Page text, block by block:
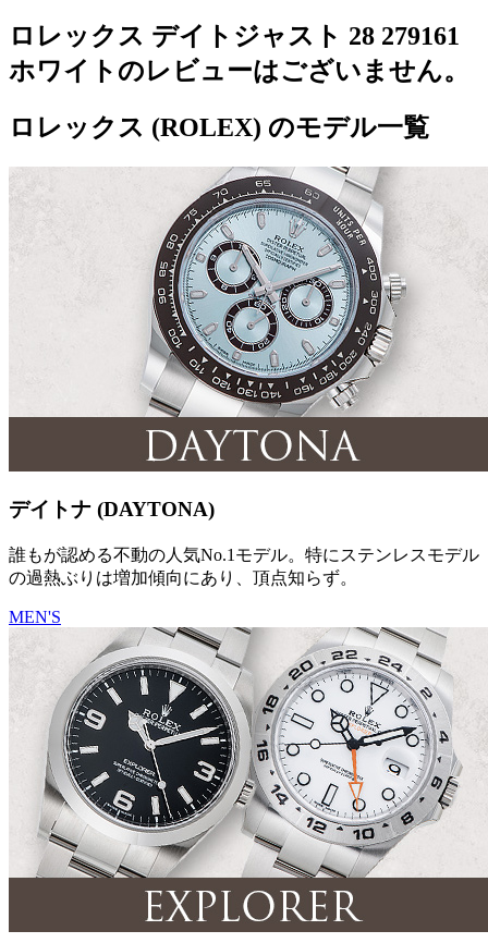
ロレックス デイトジャスト 28 279161
ホワイトのレビューはございません。
ロレックス (ROLEX) のモデル一覧
デイトナ (DAYTONA)
誰もが認める不動の人気No.1モデル。特にステンレスモデル
の過熱ぶりは増加傾向にあり、頂点知らず。
MEN'S